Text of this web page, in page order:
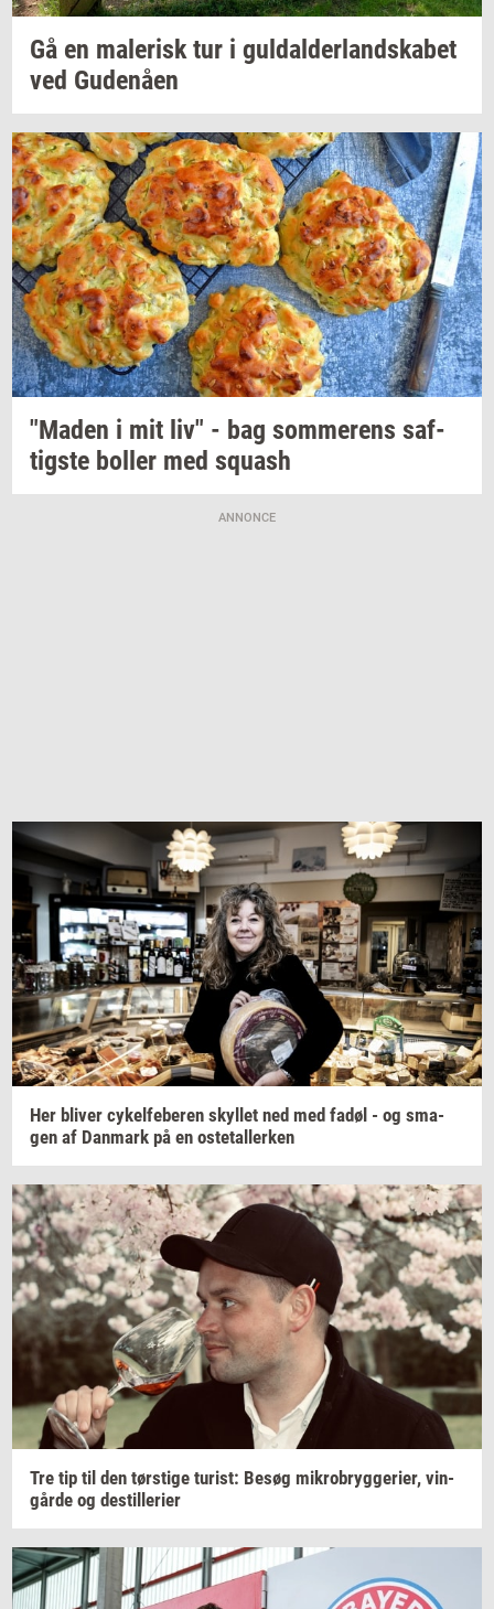
Gå en ma­le­risktur i gul­dal­der­land­ska­bet
ved Gu­denå­en
"Maden i mit liv" - bag som­me­rens saf­
tig­ste bol­ler med squash
ANNONCE
Her bli­ver cy­kel­fe­be­ren skyl­let ned med fadøl - og sma­
gen af Dan­mark på en oste­tal­ler­ken
Tre tip til den tørsti­ge turist: Besøg mi­kro­bryg­ge­ri­er, vin­
går­de og destil­le­ri­er